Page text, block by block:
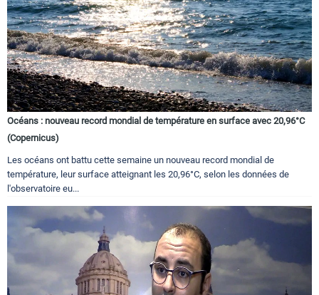
Océans : nouveau record mondial de température en surface avec 20,96°C
(Copernicus)
Les océans ont battu cette semaine un nouveau record mondial de
température, leur surface atteignant les 20,96°C, selon les données de
l'observatoire eu...